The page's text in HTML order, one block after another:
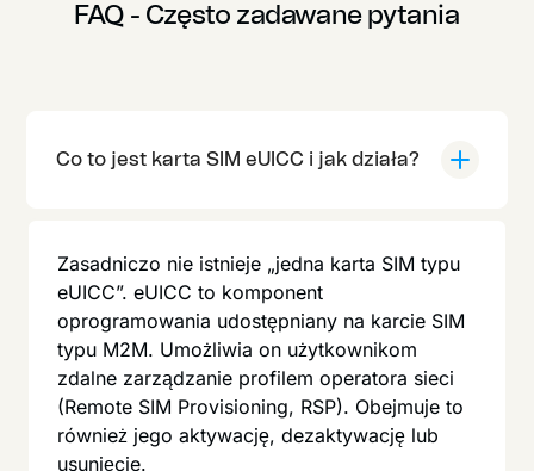
FAQ - Często zadawane pytania
Co to jest karta SIM eUICC i jak działa?
Zasadniczo nie istnieje „jedna karta SIM typu
eUICC”. eUICC to komponent
oprogramowania udostępniany na karcie SIM
typu M2M. Umożliwia on użytkownikom
zdalne zarządzanie profilem operatora sieci
(Remote SIM Provisioning, RSP). Obejmuje to
również jego aktywację, dezaktywację lub
usunięcie.